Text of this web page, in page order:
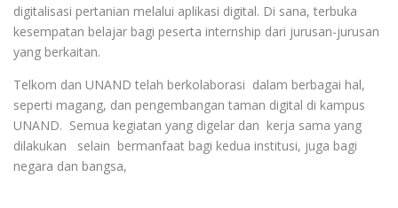
digitalisasi pertanian melalui aplikasi digital. Di sana, terbuka
kesempatan belajar bagi peserta internship dari jurusan-jurusan
yang berkaitan.
Telkom dan UNAND telah berkolaborasi dalam berbagai hal,
seperti magang, dan pengembangan taman digital di kampus
UNAND. Semua kegiatan yang digelar dan kerja sama yang
dilakukan selain bermanfaat bagi kedua institusi, juga bagi
negara dan bangsa,